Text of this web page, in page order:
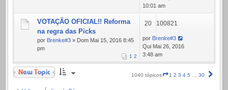
10:01 am
VOTAÇÃO OFICIAL!! Reforma
na regra das Picks
por Brenke#3 » Dom Mai 15, 2016 8:45
pm
1 2
20 100821
por Brenke#3
Qui Mai 26, 2016
3:48 am
Novo Tópico
1040 tópicos
Página
1 2 3 4 5 … 30